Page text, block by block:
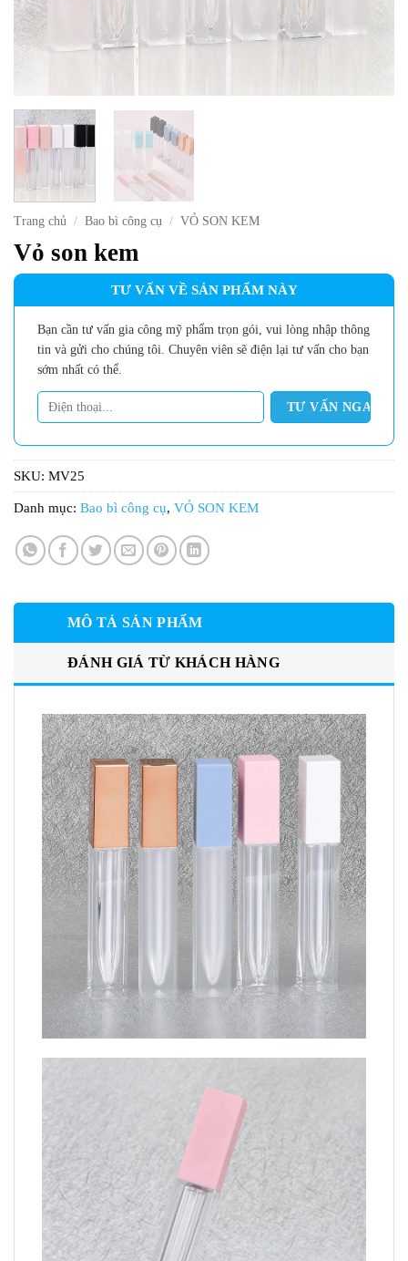
Trang chủ / Bao bì công cụ / VỎ SON KEM
Vỏ son kem
TƯ VẤN VỀ SẢN PHẨM NÀY
Bạn cần tư vấn gia công mỹ phẩm trọn gói, vui lòng nhập thông
tin và gửi cho chúng tôi. Chuyên viên sẽ điện lại tư vấn cho bạn
sớm nhất có thể.
SKU: MV25
Danh mục: Bao bì công cụ, VỎ SON KEM
MÔ TẢ SẢN PHẨM
ĐÁNH GIÁ TỪ KHÁCH HÀNG